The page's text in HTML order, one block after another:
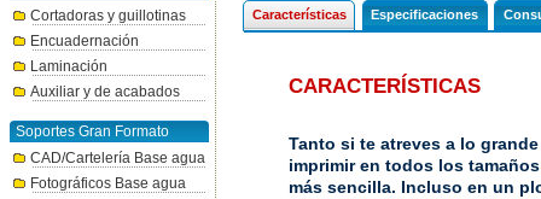
Cortadoras y guillotinas
Encuadernación
Laminación
Auxiliar y de acabados
Soportes Gran Formato
CAD/Cartelería Base agua
Fotográficos Base agua
Características Especificaciones
CARACTERÍSTICAS
Tanto si te atreves a lo
imprimir en todos los
más sencilla. Incluso en un